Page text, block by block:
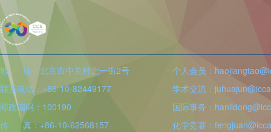
地 址：北京市中关村北一街2号
联系电话：+86-10-82449177
邮政编码：100190
传 真：+86-10-62568157
个人会员：
学术交流：
国际事务：
化学竞赛：